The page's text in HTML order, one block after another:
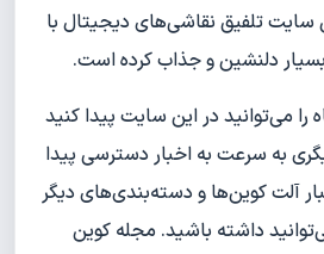
تلفیق نقاشی‌های دیجیتال با
دلنشین و جذاب کرده است.
را می‌توانید در این سایت پیدا کنید
به ‌سرعت به اخبار دسترسی پیدا
آلت کوین‌ها و دسته‌بندی‌های دیگر
داشته باشید. مجله کوین